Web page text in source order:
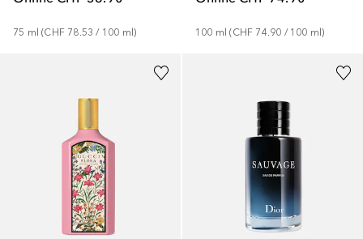
75 ml (CHF 78.53 / 100 ml) 100 ml (CHF 74.90 / 100 ml)